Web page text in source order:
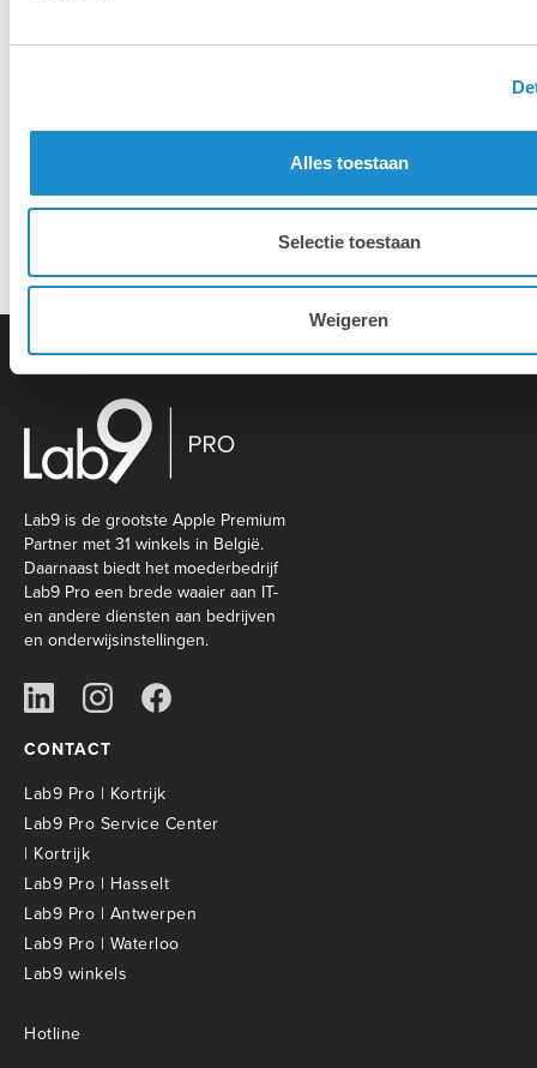
Alles toestaan
Selectie toestaan
Weigeren
Eigen hersteldienst
Overname van je oude toestellen
Lab9 is de grootste Apple Premium
Partner met 31 winkels in België.
Daarnaast biedt het moederbedrijf
Lab9 Pro een brede waaier aan IT-
en andere diensten aan bedrijven
en onderwijsinstellingen.
CONTACT
Lab9 Pro | Kortrijk
Lab9 Pro Service Center
| Kortrijk
Lab9 Pro | Hasselt
Lab9 Pro | Antwerpen
Lab9 Pro | Waterloo
Lab9 winkels
Hotline